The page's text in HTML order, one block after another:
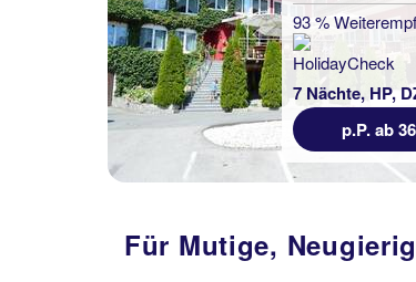
93 %
7 Nächte, HP,
p.P. ab
Für Mutige,